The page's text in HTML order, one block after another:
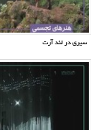
سیری در لند آرت